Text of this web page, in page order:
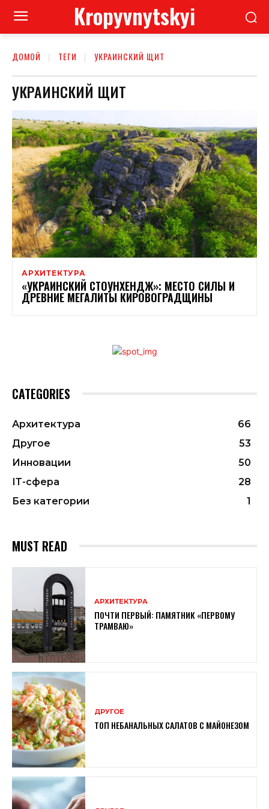
Kropyvnytskyi
ДОМОЙ ТЕГИ УКРАИНСКИЙ ЩИТ
УКРАИНСКИЙ ЩИТ
АРХИТЕКТУРА
«УКРАИНСКИЙ СТОУНХЕНДЖ»: МЕСТО СИЛЫ И
ДРЕВНИЕ МЕГАЛИТЫ КИРОВОГРАДЩИНЫ
CATEGORIES
Архитектура
66
Другое
53
Инновации
50
ІТ-сфера
28
Без категории
1
MUST READ
АРХИТЕКТУРА
ПОЧТИ ПЕРВЫЙ: ПАМЯТНИК «ПЕРВОМУ
ТРАМВАЮ»
ДРУГОЕ
ТОП НЕБАНАЛЬНЫХ САЛАТОВ С МАЙОНЕЗОМ